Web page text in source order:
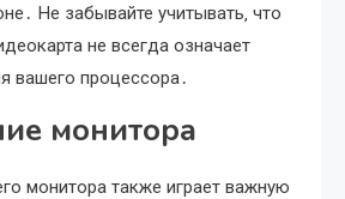
Не забывайте учитывать‚ что
не всегда означает
вашего процессора․
монитора
монитора также играет важную